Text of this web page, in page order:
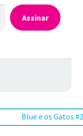
Assinar
Próximo
Blue e os Gatos